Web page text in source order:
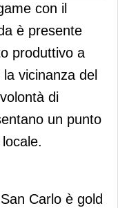
con il
è presente
produttivo a
vicinanza del
di
un punto
Carlo è gold